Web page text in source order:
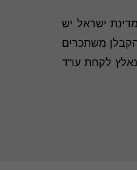
ישראל יש
שנה החשב כללי של משרד האוצר מפרסם נתונים המוכיחים זאת. 96% מעובדי הקבלן משתכרים
נאלץ לקחת עו"ד